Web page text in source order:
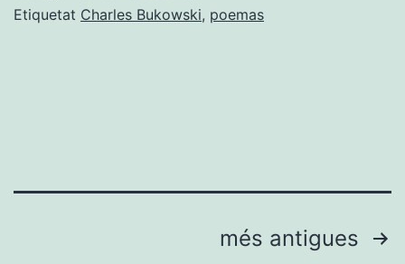
Etiquetat Charles Bukowski, poemas
més antigues